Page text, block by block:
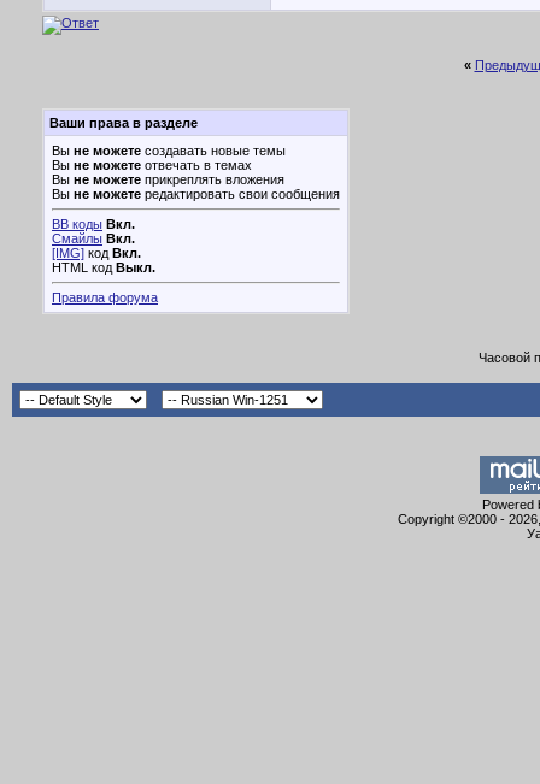
«
Ваши права в разделе
Вы не можете создавать новые темы
Вы не можете отвечать в темах
Вы не можете прикреплять вложения
Вы не можете редактировать свои сообщения
BB коды Вкл.
Смайлы Вкл.
[IMG] код Вкл.
HTML код Выкл.
Правила форума
Часовой
Powered
Copyright ©2000 -